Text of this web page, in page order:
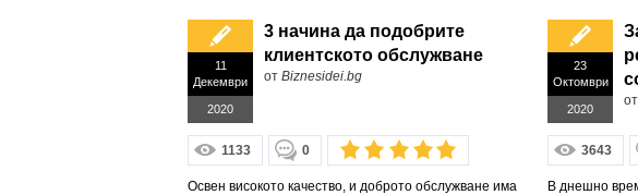
11
Декември
2020
3 начина да подобрите
клиентското обслужване
от Biznesidei.bg
1133 0
Освен високото качество, и доброто обслужване има
23
Октомври
2020
от
3643
В днешно